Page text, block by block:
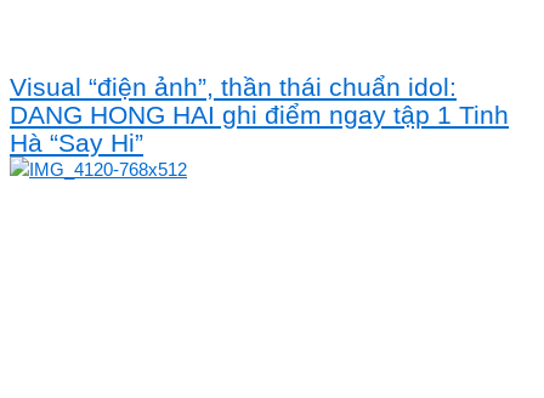
Visual “điện ảnh”, thần thái chuẩn idol:
DANG HONG HAI ghi điểm ngay tập 1 Tinh
Hà “Say Hi”